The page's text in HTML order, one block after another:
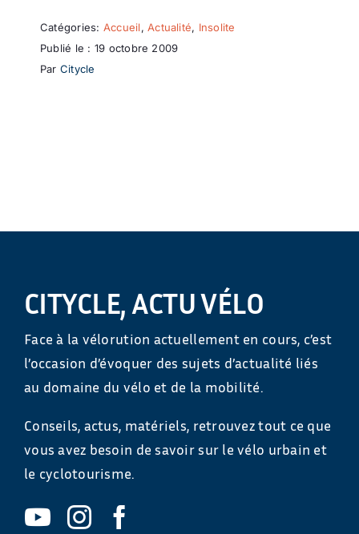
Catégories: Accueil,Actualité, Insolite
Publié le : 19 octobre 2009
Par Citycle
CITYCLE, ACTU VÉLO
Face à la vélorution actuellement en cours, c’est
l’occasion d’évoquer des sujets d’actualité liés
au domaine du vélo et de la mobilité.
Conseils, actus, matériels, retrouvez tout ce que
vous avez besoin de savoir sur le vélo urbain et
le cyclotourisme.